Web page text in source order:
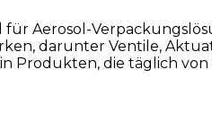
Aerosol-
darunter Ventile,
Produkten, die täglich